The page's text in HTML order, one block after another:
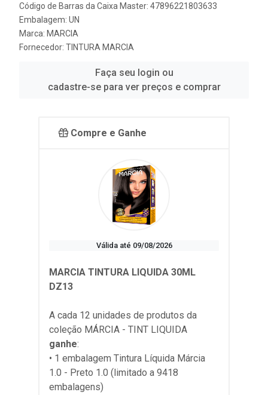
Código de Barras da Caixa Master: 47896221803633
Embalagem: UN
Marca: MARCIA
Fornecedor: TINTURA MARCIA
Faça seu login ou
cadastre-se para ver preços e comprar
Compre e Ganhe
Válida até 09/08/2026
MARCIA TINTURA LIQUIDA 30ML
DZ13
A cada 12 unidades de produtos da
coleção MÁRCIA - TINT LIQUIDA
ganhe:
• 1 embalagem Tintura Líquida Márcia
1.0 - Preto 1.0 (limitado a 9418
embalagens)